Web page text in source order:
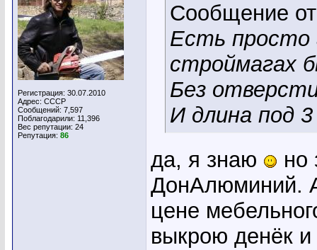
Регистрация: 30.07.2010
Адрес: СССР
Сообщений: 7,597
Поблагодарили: 11,396
Вес репутации: 24
Репутация: 86
Сообщение
Есть просто
строймагах
Без
И длина под
да, я знаю
но
ДонАлюминий. А
цене
выкрою денёк